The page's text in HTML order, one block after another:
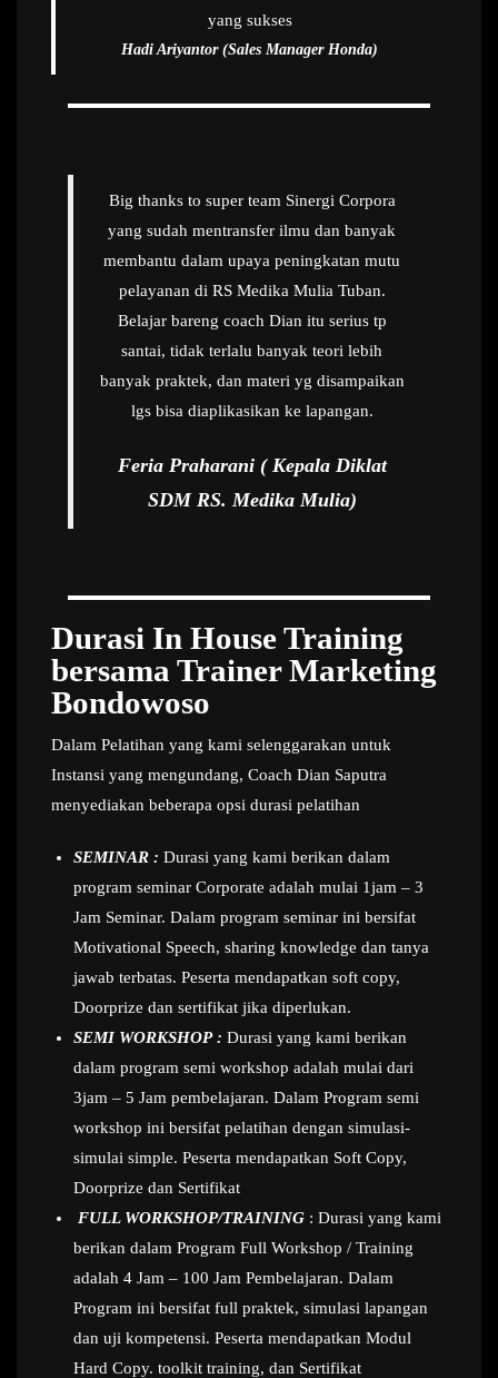
yang sukses
Hadi Ariyantor (Sales Manager Honda)
Big thanks to super team Sinergi Corpora
yang sudah mentransfer ilmu dan banyak
membantu dalam upaya peningkatan mutu
pelayanan di RS Medika Mulia Tuban.
Belajar bareng coach Dian itu serius tp
santai, tidak terlalu banyak teori lebih
banyak praktek, dan materi yg disampaikan
lgs bisa diaplikasikan ke lapangan.
Feria Praharani ( Kepala Diklat
SDM RS. Medika Mulia)
Durasi In House Training
bersama Trainer Marketing
Bondowoso
Dalam Pelatihan yang kami selenggarakan untuk
Instansi yang mengundang, Coach Dian Saputra
menyediakan beberapa opsi durasi pelatihan
SEMINAR : Durasi yang kami berikan dalam
program seminar Corporate adalah mulai 1jam – 3
Jam Seminar. Dalam program seminar ini bersifat
Motivational Speech, sharing knowledge dan tanya
jawab terbatas. Peserta mendapatkan soft copy,
Doorprize dan sertifikat jika diperlukan.
SEMI WORKSHOP : Durasi yang kami berikan
dalam program semi workshop adalah mulai dari
3jam – 5 Jam pembelajaran. Dalam Program semi
workshop ini bersifat pelatihan dengan simulasi-
simulai simple. Peserta mendapatkan Soft Copy,
Doorprize dan Sertifikat
FULL WORKSHOP/TRAINING : Durasi yang kami
berikan dalam Program Full Workshop / Training
adalah 4 Jam – 100 Jam Pembelajaran. Dalam
Program ini bersifat full praktek, simulasi lapangan
dan uji kompetensi. Peserta mendapatkan Modul
Hard Copy. toolkit training, dan Sertifikat